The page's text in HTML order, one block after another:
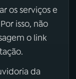
os serviços e
isso, não
o link
da